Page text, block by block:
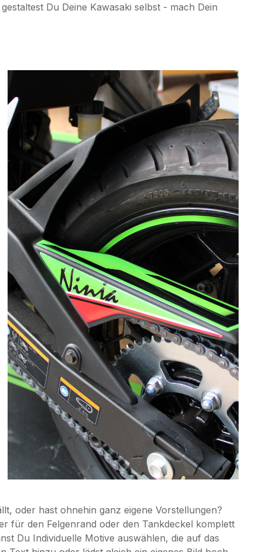
Du Deine Kawasaki selbst - mach Dein
oder hast ohnehin ganz eigene Vorstellungen?
für den Felgenrand oder den Tankdeckel komplett
Du Individuelle Motive auswählen, die auf das